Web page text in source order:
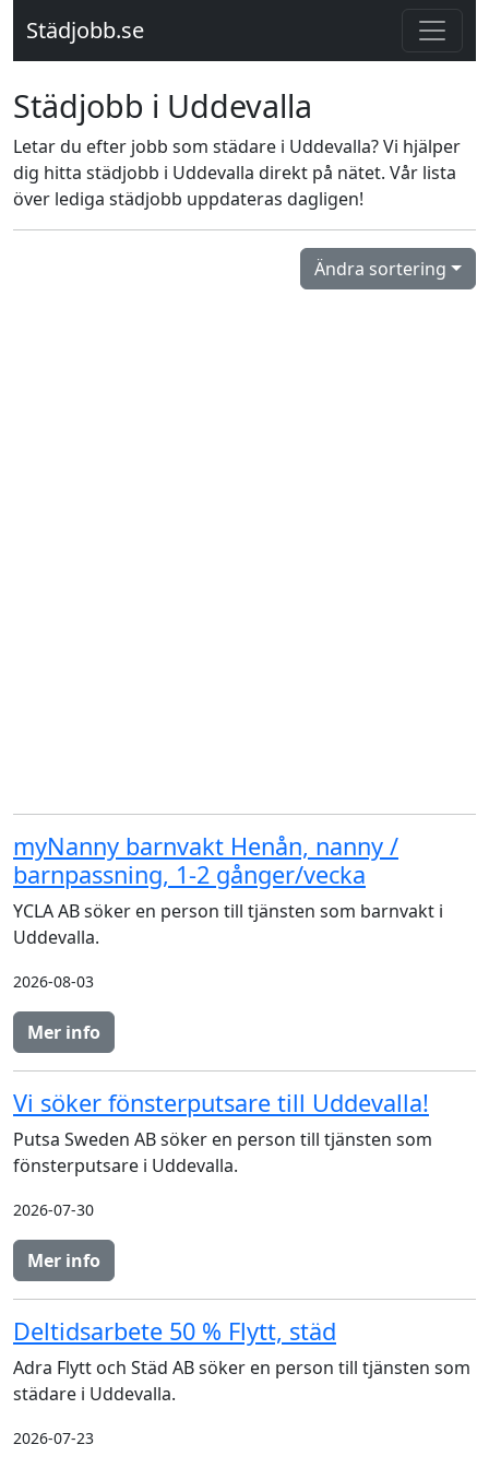
Städjobb.se
Städjobb i Uddevalla
Letar du efter jobb som städare i Uddevalla? Vi hjälper
dig hitta städjobb i Uddevalla direkt på nätet. Vår lista
över lediga städjobb uppdateras dagligen!
Ändra sortering
myNanny barnvakt Henån, nanny /
barnpassning, 1-2 gånger/vecka
YCLA AB söker en person till tjänsten som barnvakt i
Uddevalla.
2026-08-03
Mer info
Vi söker fönsterputsare till Uddevalla!
Putsa Sweden AB söker en person till tjänsten som
fönsterputsare i Uddevalla.
2026-07-30
Mer info
Deltidsarbete 50 % Flytt, städ
Adra Flytt och Städ AB söker en person till tjänsten som
städare i Uddevalla.
2026-07-23